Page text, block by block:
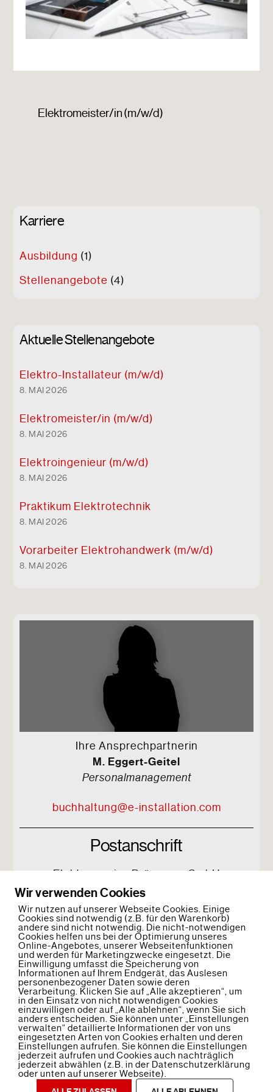
Elektromeister/in (m/w/d)
Karriere
Ausbildung (1)
Stellenangebote (4)
Aktuelle Stellenangebote
Elektro-Installateur (m/w/d)
8. MAI 2026
Elektromeister/in (m/w/d)
8. MAI 2026
Elektroingenieur (m/w/d)
8. MAI 2026
Praktikum Elektrotechnik
8. MAI 2026
Vorarbeiter Elektrohandwerk (m/w/d)
8. MAI 2026
Ihre Ansprechpartnerin
M. Eggert-Geitel
Personalmanagement
buchhaltung@e-installation.com
Postanschrift
Elektroservice Brügmann GmbH
Zu den Hufen 6
17034 Neubrandenburg
Back
To
Top
Kontakt
Impressum Datenschutz
©Elektroservice Brügmann GmbH2017
Wir verwenden Cookies
Wir nutzen auf unserer Webseite Cookies. Einige
Cookies sind notwendig (z.B. für den Warenkorb)
andere sind nicht notwendig. Die nicht-notwendigen
Cookies helfen uns bei der Optimierung unseres
Online-Angebotes, unserer Webseitenfunktionen
und werden für Marketingzwecke eingesetzt. Die
Einwilligung umfasst die Speicherung von
Informationen auf Ihrem Endgerät, das Auslesen
personenbezogener Daten sowie deren
Verarbeitung. Klicken Sie auf „Alle akzeptieren“, um
in den Einsatz von nicht notwendigen Cookies
einzuwilligen oder auf „Alle ablehnen“, wenn Sie sich
anders entscheiden. Sie können unter „Einstellungen
verwalten“ detaillierte Informationen der von uns
eingesetzten Arten von Cookies erhalten und deren
Einstellungen aufrufen. Sie können die Einstellungen
jederzeit aufrufen und Cookies auch nachträglich
jederzeit abwählen (z.B. in der Datenschutzerklärung
oder unten auf unserer Webseite).